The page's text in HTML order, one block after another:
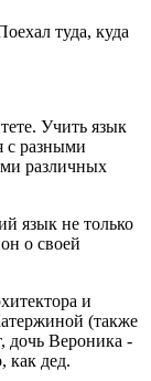
туда, куда
Учить язык
с разными
различных
язык не только
о своей
и
(также
дочь Вероника -
как дед.